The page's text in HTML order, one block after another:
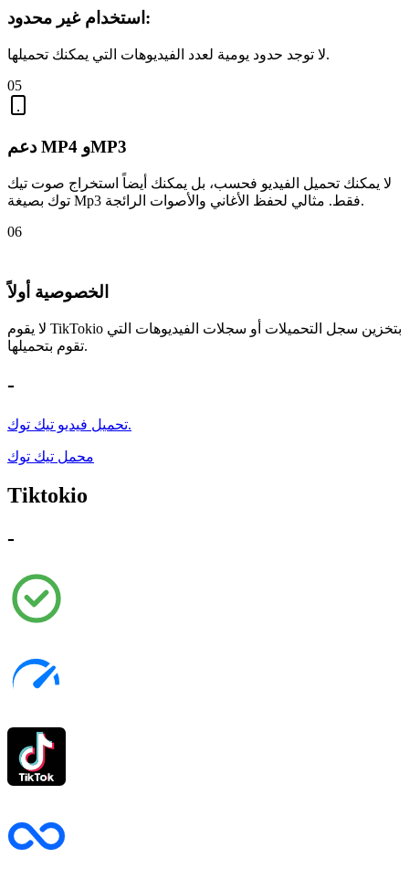
استخدام غير محدود:
لا توجد حدود يومية لعدد الفيديوهات التي يمكنك تحميلها.
05
دعم MP4 وMP3
لا يمكنك تحميل الفيديو فحسب، بل يمكنك أيضاً استخراج صوت تيك
توك بصيغة Mp3 فقط. مثالي لحفظ الأغاني والأصوات الرائجة.
06
الخصوصية أولاً
لا يقوم TikTokio بتخزين سجل التحميلات أو سجلات الفيديوهات التي
تقوم بتحميلها.
-
تحميل فيديو تيك توك.
محمل تيك توك
Tiktokio
-